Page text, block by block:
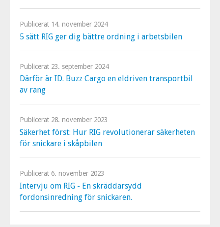
5 sätt RIG ger dig bättre ordning i arbetsbilen
Publicerat 14. november 2024
Därför är ID. Buzz Cargo en eldriven transportbil
av rang
Publicerat 23. september 2024
Säkerhet först: Hur RIG revolutionerar säkerheten
för snickare i skåpbilen
Publicerat 28. november 2023
Intervju om RIG - En skräddarsydd
fordonsinredning för snickaren.
Publicerat 6. november 2023